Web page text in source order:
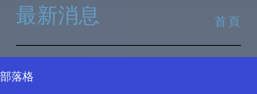
​最新消息 首頁
部落格